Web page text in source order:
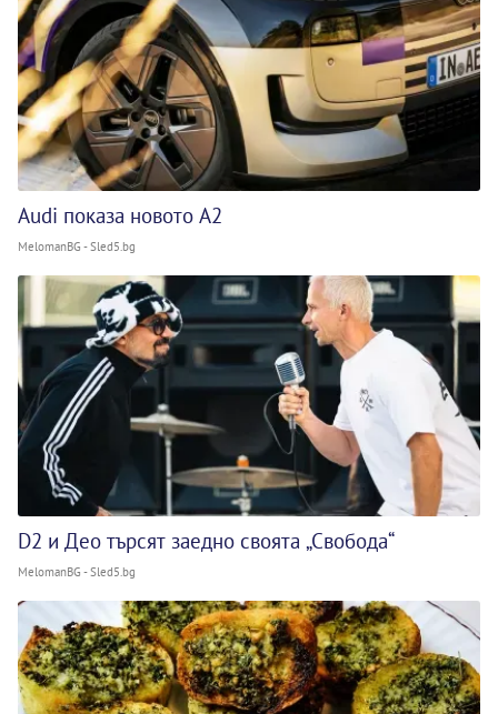
Audi показа новото A2
MelomanBG - Sled5.bg
D2 и Део търсят заедно своята „Свобода“
MelomanBG - Sled5.bg